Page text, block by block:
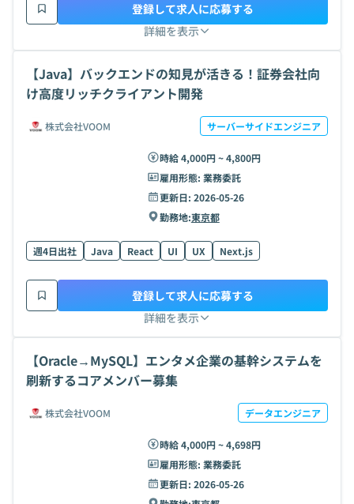
詳細を表示
登録して求人に応募する
【Java】バックエンドの知見が活きる！証券会社向
け高度リッチクライアント開発
株式会社VOOM サーバーサイドエンジニア
時給 4,000円 ~ 4,800円
雇用形態: 業務委託
更新日: 2026-05-26
勤務地:東京都
週4日出社 Java React UI UX Next.js
詳細を表示
登録して求人に応募する
【Oracle→MySQL】エンタメ企業の基幹システムを
刷新するコアメンバー募集
株式会社VOOM データエンジニア
時給 4,000円 ~ 4,698円
雇用形態: 業務委託
更新日: 2026-05-26